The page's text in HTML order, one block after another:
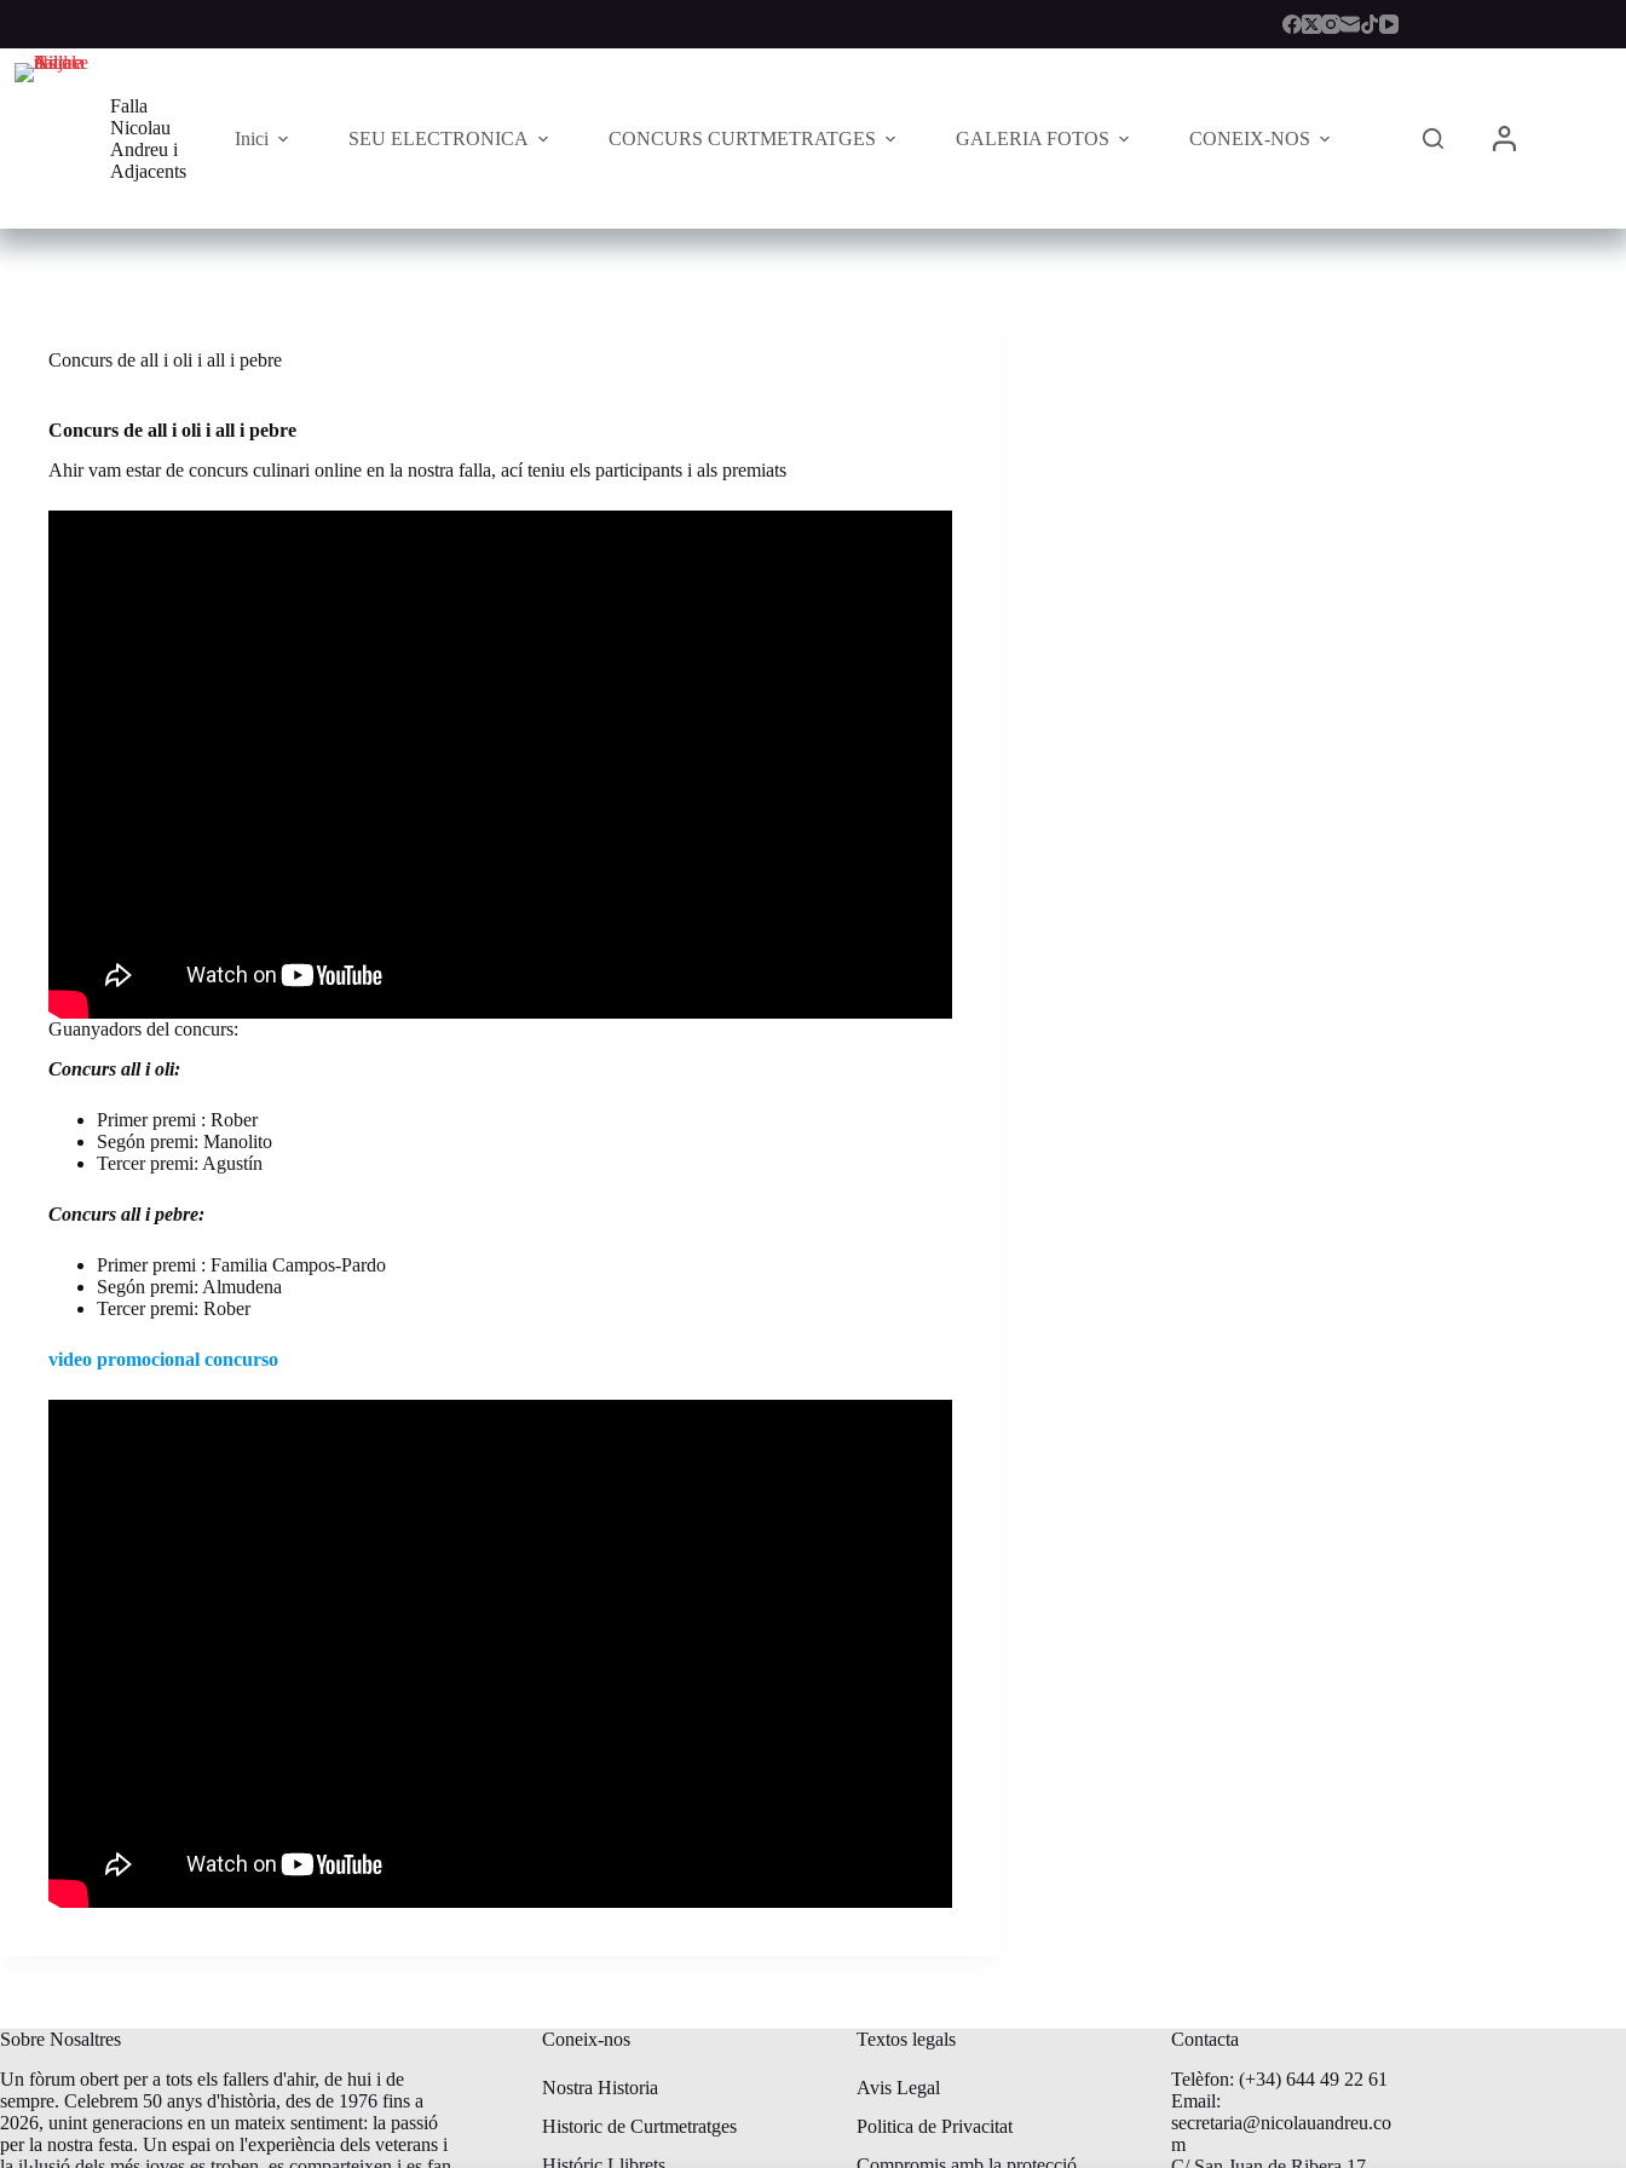
contenido
Falla
Nicolau
Andreu i
Adjacents
Inici SEU ELECTRONICA CONCURS CURTMETRATGES GALERIA FOTOS CONEIX-NOS
Concurs de all i oli i all i pebre
Concurs de all i oli i all i pebre
Ahir vam estar de concurs culinari online en la nostra falla, ací teniu els participants i als premiats
Guanyadors del concurs:
Concurs all i oli:
Primer premi : Rober
Segón premi: Manolito
Tercer premi: Agustín
Concurs all i pebre:
Primer premi : Familia Campos-Pardo
Segón premi: Almudena
Tercer premi: Rober
video promocional concurso
Sobre Nosaltres
Un fòrum obert per a tots els fallers d'ahir, de hui i de
sempre. Celebrem 50 anys d'història, des de 1976 fins a
2026, unint generacions en un mateix sentiment: la passió
per la nostra festa. Un espai on l'experiència dels veterans i
Coneix-nos
Nostra Historia
Historic de Curtmetratges
Textos legals
Avis Legal
Politica de Privacitat
Contacta
Telèfon: (+34) 644 49 22 61
Email:
secretaria@nicolauandreu.co
m